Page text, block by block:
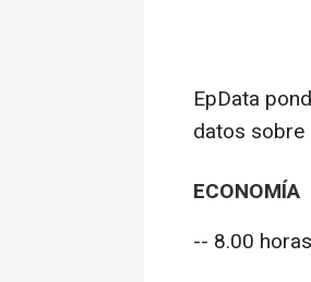
EpData
datos sobre
ECONOMÍA
-- 8.00